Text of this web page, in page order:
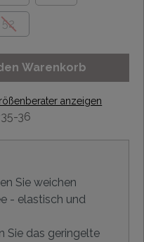
52
Warenkorb
anzeigen
36
Sie weichen
- elastisch und
Sie das geringelte